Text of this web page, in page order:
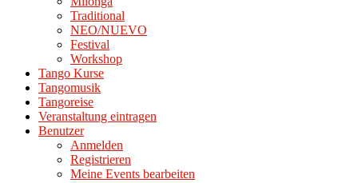
Traditional
NEO/NUEVO
Festival
Workshop
Tango Kurse
Tangomusik
Tangoreise
Veranstaltung eintragen
Benutzer
Anmelden
Registrieren
Meine Events bearbeiten